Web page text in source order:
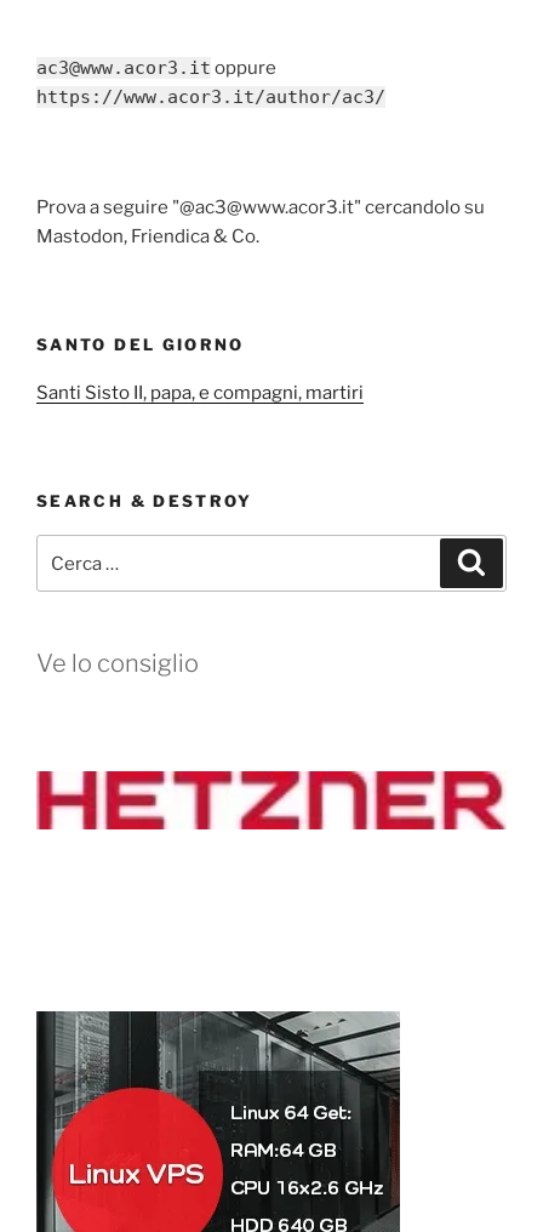
ac3@www.acor3.it oppure
https://www.acor3.it/author/ac3/
Prova a seguire "@ac3@www.acor3.it" cercandolo su
Mastodon, Friendica & Co.
SANTO DEL GIORNO
Santi Sisto II, papa, e compagni, martiri
SEARCH & DESTROY
Ve lo consiglio